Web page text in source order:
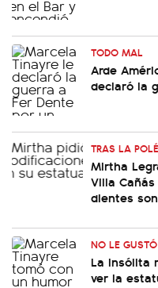
TODO MAL
Arde
declaró la
TRAS LA
Mirtha
Villa
dientes
NO LE GUSTÓ
La insólita
ver la